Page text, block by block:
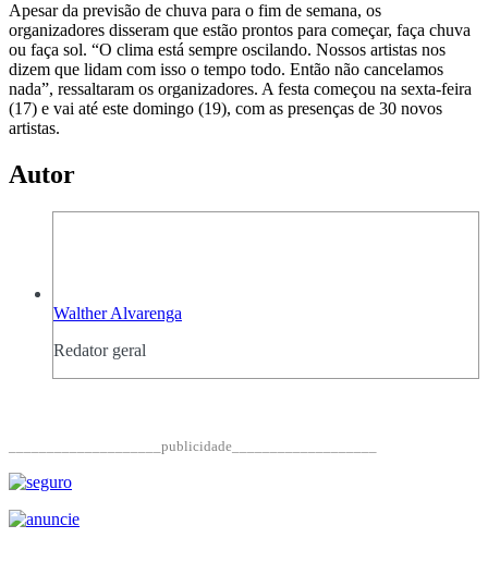
Apesar da previsão de chuva para o fim de semana, os
organizadores disseram que estão prontos para começar, faça chuva
ou faça sol. “O clima está sempre oscilando. Nossos artistas nos
dizem que lidam com isso o tempo todo. Então não cancelamos
nada”, ressaltaram os organizadores. A festa começou na sexta-feira
(17) e vai até este domingo (19), com as presenças de 30 novos
artistas.
Autor
Walther Alvarenga
Redator geral
____________________publicidade___________________